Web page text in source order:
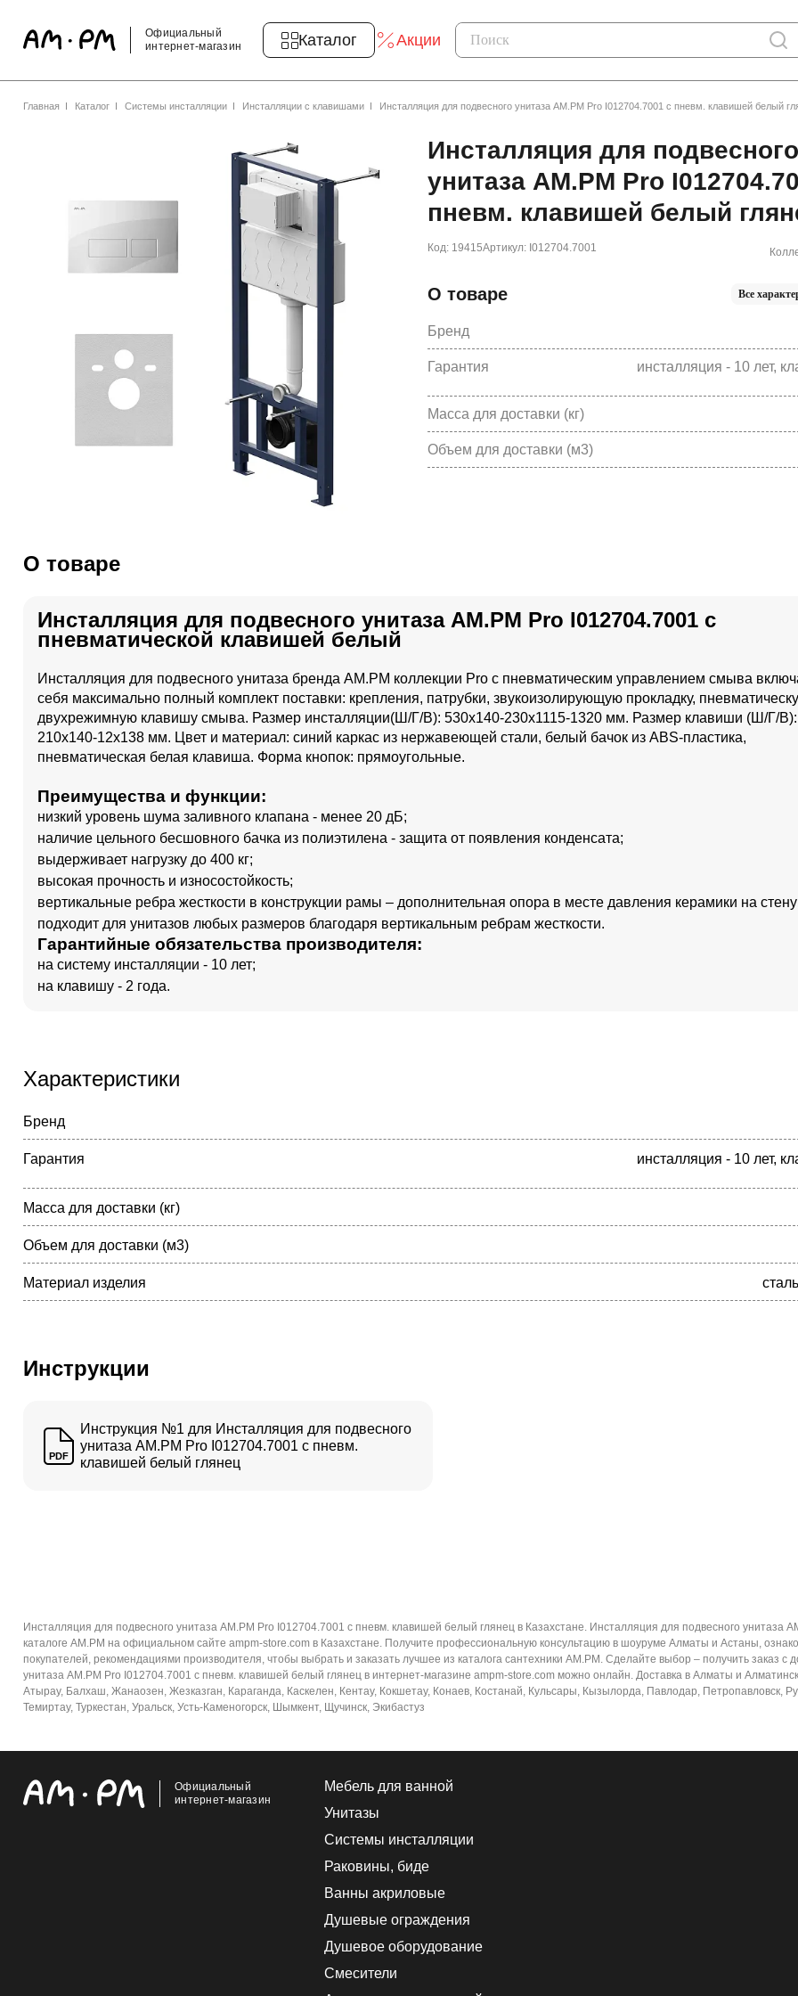
Официальный
интернет-магазин
Каталог Акции
Главная Каталог Системы инсталляции Инсталляции с клавишами Инсталляция для подвесного унитаза AM.PM Pro I012704.7001 с пневм. клавишей белый
Инсталляция для подвесного
унитаза AM.PM Pro
пневм. клавишей белый
Код: 19415Артикул: I012704.7001
О товаре Все
Бренд
Гарантия
инсталляция - 10 лет,
Масса для доставки (кг)
Объем для доставки (м3)
О товаре
Инсталляция для подвесного унитаза AM.PM Pro I012704.7001 с
пневматической клавишей белый
Инсталляция для подвесного унитаза бренда AM.PM коллекции Pro с пневматическим управлением смыва
себя максимально полный комплект поставки: крепления, патрубки, звукоизолирующую прокладку,
двухрежимную клавишу смыва. Размер инсталляции(Ш/Г/В): 530x140-230x1115-1320 мм. Размер клавиши (Ш/Г/В):
210x140-12x138 мм. Цвет и материал: синий каркас из нержавеющей стали, белый бачок из ABS-пластика,
пневматическая белая клавиша. Форма кнопок: прямоугольные.
Преимущества и функции:
низкий уровень шума заливного клапана - менее 20 дБ;
наличие цельного бесшовного бачка из полиэтилена - защита от появления конденсата;
выдерживает нагрузку до 400 кг;
высокая прочность и износостойкость;
вертикальные ребра жесткости в конструкции рамы – дополнительная опора в месте давления керамики на
подходит для унитазов любых размеров благодаря вертикальным ребрам жесткости.
Гарантийные обязательства производителя:
на систему инсталляции - 10 лет;
на клавишу - 2 года.
Характеристики
Бренд
Гарантия
инсталляция - 10 лет,
Масса для доставки (кг)
Объем для доставки (м3)
Материал изделия
Инструкции
PDF
Инструкция №1 для Инсталляция для подвесного
унитаза AM.PM Pro I012704.7001 с пневм.
клавишей белый глянец
Инсталляция для подвесного унитаза AM.PM Pro I012704.7001 с пневм. клавишей белый глянец в Казахстане. Инсталляция для подвесного унитаза
каталоге AM.PM на официальном сайте ampm-store.com в Казахстане. Получите профессиональную консультацию в шоуруме Алматы и Астаны,
покупателей, рекомендациями производителя, чтобы выбрать и заказать лучшее из каталога сантехники AM.PM. Сделайте выбор – получить заказ
унитаза AM.PM Pro I012704.7001 с пневм. клавишей белый глянец в интернет-магазине ampm-store.com можно онлайн. Доставка в Алматы и
Атырау, Балхаш, Жанаозен, Жезказган, Караганда, Каскелен, Кентау, Кокшетау, Конаев, Костанай, Кульсары, Кызылорда, Павлодар, Петропавловск,
Темиртау, Туркестан, Уральск, Усть-Каменогорск, Шымкент, Щучинск, Экибастуз
Официальный
интернет-магазин
Мебель для ванной
Унитазы
Системы инсталляции
Раковины, биде
Ванны акриловые
Душевые ограждения
Душевое оборудование
Смесители